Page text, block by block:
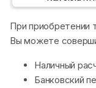
При приобретении
Вы можете
Наличный
Банковский